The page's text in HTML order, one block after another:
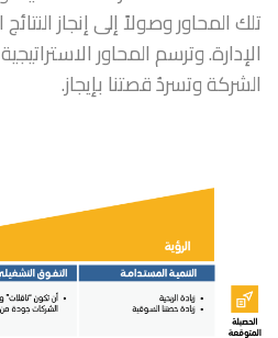
تلك المحاور وصولاً إلى إنجاز
الإدارة. وترسم المحاور
الشركة وتسردُ قصتنا بإيجاز.